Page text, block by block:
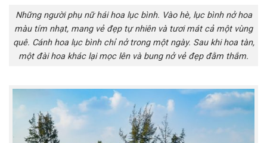
Những người phụ nữ hái hoa lục bình. Vào hè, lục bình nở hoa
màu tím nhạt, mang vẻ đẹp tự nhiên và tươi mát cả một vùng
quê. Cánh hoa lục bình chỉ nở trong một ngày. Sau khi hoa tàn,
một đài hoa khác lại mọc lên và bung nở vẻ đẹp đằm thắm.